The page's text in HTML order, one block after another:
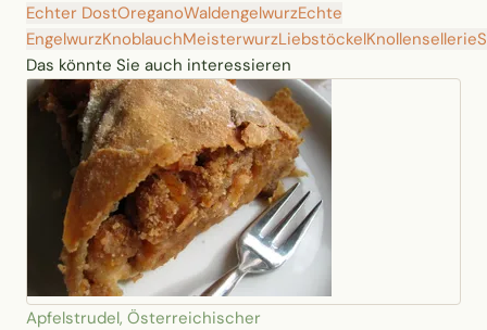
Echter DostOreganoWaldengelwurzEchte
EngelwurzKnoblauchMeisterwurzLiebstöckelKnollensellerie
Das könnte Sie auch interessieren
Apfelstrudel, Österreichischer